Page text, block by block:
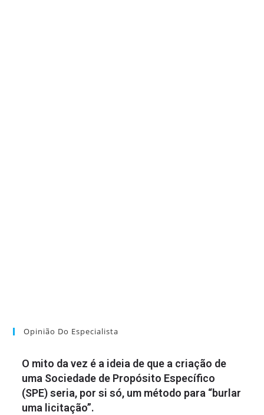
Opinião Do Especialista
O mito da vez é a ideia de que a criação de
uma Sociedade de Propósito Específico
(SPE) seria, por si só, um método para “burlar
uma licitação”.